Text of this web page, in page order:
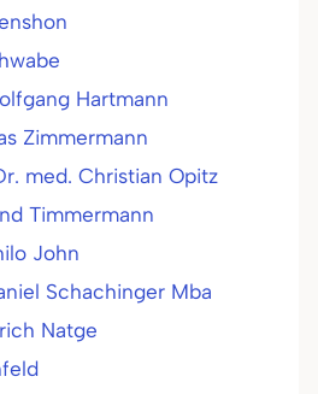
Hartmann
Zimmermann
med. Christian Opitz
Timmermann
John
Schachinger Mba
Natge